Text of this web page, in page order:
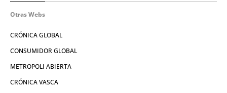
Otras Webs
CRÓNICA GLOBAL
CONSUMIDOR GLOBAL
METROPOLI ABIERTA
CRÓNICA VASCA